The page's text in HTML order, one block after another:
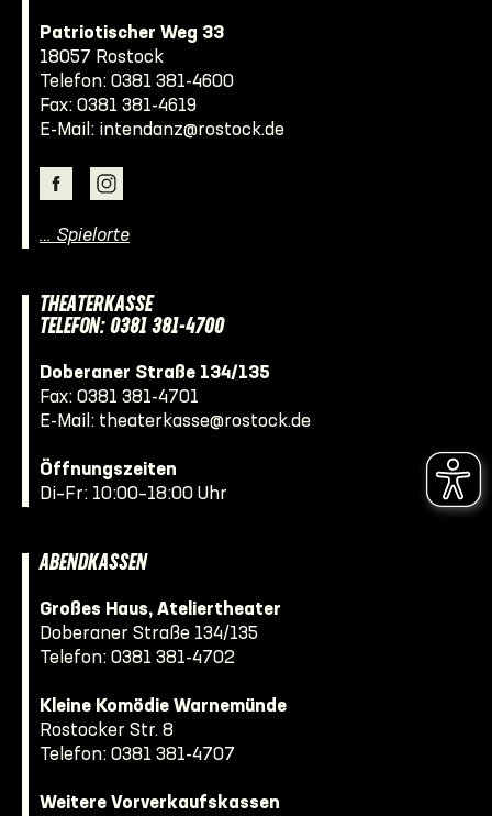
Patriotischer Weg 33
18057 Rostock
Telefon: 0381 381-4600
Fax: 0381 381-4619
E-Mail: intendanz@rostock.de
… Spielorte
THEATERKASSE
TELEFON: 0381 381-4700
Doberaner Straße 134/135
Fax: 0381 381-4701
E-Mail: theaterkasse@rostock.de
Öffnungszeiten
Di–Fr: 10:00–18:00 Uhr
ABENDKASSEN
Großes Haus, Ateliertheater
Doberaner Straße 134/135
Telefon: 0381 381-4702
Kleine Komödie Warnemünde
Rostocker Str. 8
Telefon: 0381 381-4707
Weitere Vorverkaufskassen